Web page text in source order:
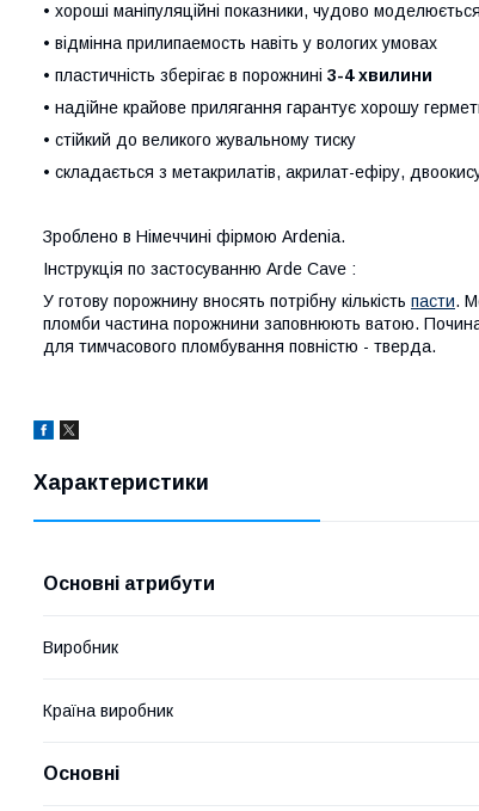
• хороші маніпуляційні показники, чудово моделюється
• відмінна прилипаемость навіть у вологих умовах
• пластичність зберігає в порожнині 3-4 хвилини
• надійне крайове прилягання гарантує хорошу
• стійкий до великого жувальному тиску
• складається з метакрилатів, акрилат-ефіру,
Зроблено в Німеччині фірмою Аrdenia.
Інструкція по застосуванню Arde Cave :
У готову порожнину вносять потрібну кількість пасти.
пломби частина порожнини заповнюють ватою.
для тимчасового пломбування повністю - тверда.
Характеристики
Основні атрибути
Виробник
Країна виробник
Основні